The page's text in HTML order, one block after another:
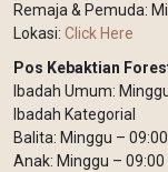
Remaja & Pemuda:
Lokasi: Click Here
Pos Kebaktian
Ibadah Umum:
Ibadah Kategorial
Balita: Minggu – 09:00
Anak: Minggu – 09:00